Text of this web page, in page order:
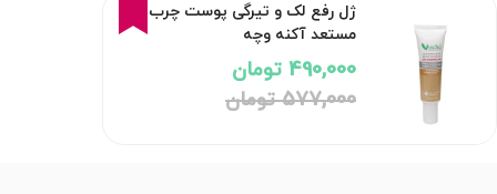
ژل رفع لک و تیرگی پوست چرب و
مستعد آکنه وچه
490,000 تومان
577,000 تومان